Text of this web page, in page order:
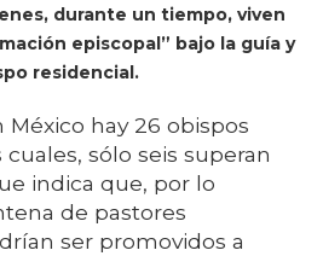
durante un tiempo, viven
episcopal” bajo la guía y
residencial.
hay 26 obispos
cuales, sólo seis superan
indica que, por lo
de pastores
ser promovidos a